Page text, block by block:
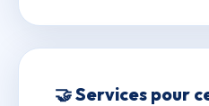
🤝 Services pour